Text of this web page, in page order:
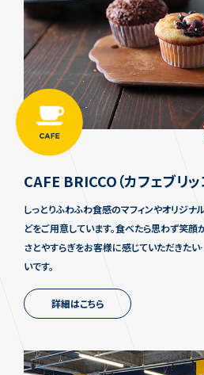
CAFE BRICCO（カフェブリッ
しっとりふわふわ食感のマフィンやオリジナ
どをご用意しています。食べたら思わず笑顔
さとやすらぎをお客様に感じていただきた
いです。
詳細はこちら